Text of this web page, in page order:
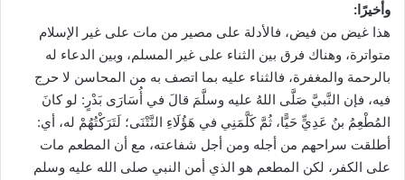
وأخيرًا:
هذا غيض من فيض، فالأدلة على مصير من مات على غير الإسلام
متواترة، وهناك فرق بين الثناء على غير المسلم، وبين الدعاء له
بالرحمة والمغفرة، فالثناء عليه بما اتصف به من المحاسن لا حرج
فيه، فإن النَّبيَّ صَلَّى اللهُ عليه وسلَّمَ قالَ في أُسَارَى بَدْرٍ: لو كانَ
المُطْعِمُ بنُ عَدِيٍّ حَيًّا، ثُمَّ كَلَّمَنِي في هَؤُلَاءِ النَّتْنَى؛ لَتَرَكْتُهُمْ له، أي:
أطلقت سراحهم من أجله ومن أجل شفاعته، مع أن المطعم مات
على الكفر، لكن المطعم هو الذي أمن النبي صلى الله عليه وسلم